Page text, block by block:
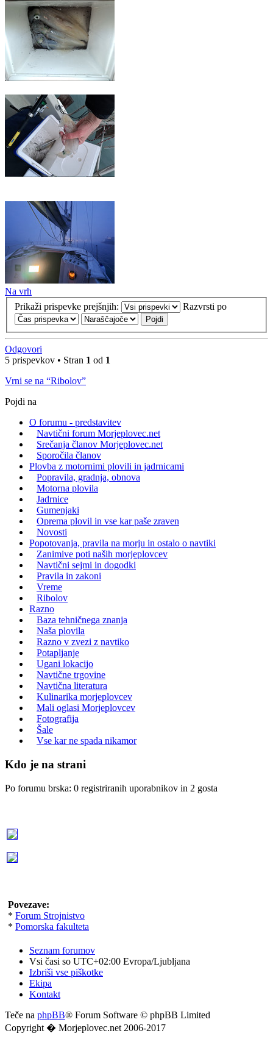
Na vrh
Prikaži prispevke prejšnjih:
Razvrsti po
Odgovori
5 prispevkov • Stran 1 od 1
Vrni se na “Ribolov”
Pojdi na
O forumu - predstavitev
Navtični forum Morjeplovec.net
Srečanja članov Morjeplovec.net
Sporočila članov
Plovba z motornimi plovili in jadrnicami
Popravila, gradnja, obnova
Motorna plovila
Jadrnice
Gumenjaki
Oprema plovil in vse kar paše zraven
Novosti
Popotovanja, pravila na morju in ostalo o navtiki
Zanimive poti naših morjeplovcev
Navtični sejmi in dogodki
Pravila in zakoni
Vreme
Ribolov
Razno
Baza tehničnega znanja
Naša plovila
Razno v zvezi z navtiko
Potapljanje
Ugani lokacijo
Navtične trgovine
Navtična literatura
Kulinarika morjeplovcev
Mali oglasi Morjeplovcev
Fotografija
Šale
Vse kar ne spada nikamor
Kdo je na strani
Po forumu brska: 0 registriranih uporabnikov in 2 gosta
Povezave:
* Forum Strojnistvo
* Pomorska fakulteta
Seznam forumov
Vsi časi so UTC+02:00 Evropa/Ljubljana
Izbriši vse piškotke
Ekipa
Kontakt
Teče na phpBB® Forum Software © phpBB Limited
Copyright � Morjeplovec.net 2006-2017